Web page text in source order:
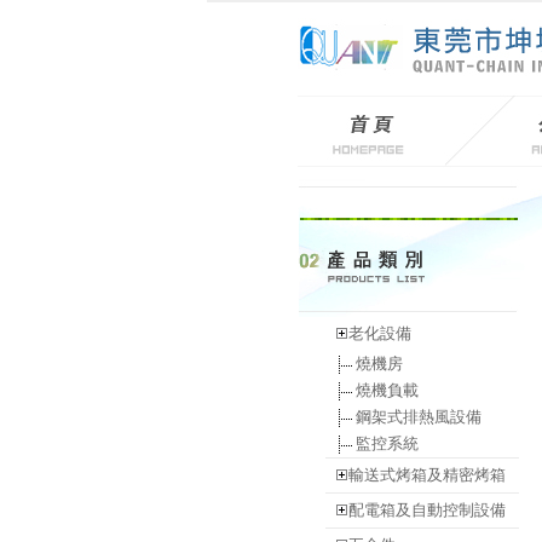
老化設備
燒機房
燒機負載
鋼架式排熱風設備
監控系統
輸送式烤箱及精密烤箱
配電箱及自動控制設備